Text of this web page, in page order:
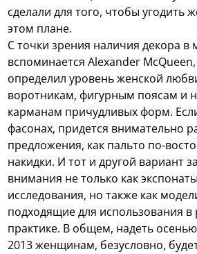
сделали для того, чтобы угодить
этом плане.
С точки зрения наличия декора в
вспоминается Alexander
определил уровень женской
воротникам, фигурным поясам и
карманам причудливых форм.
фасонах, придется внимательно
предложения, как пальто по-
накидки. И тот и другой вариант
внимания не только как
исследования, но также как
подходящие для использования в
практике. В общем, надеть
2013 женщинам, безусловно,